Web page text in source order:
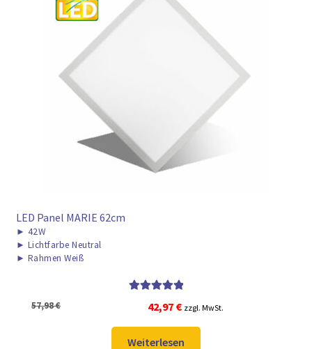
LED Panel MARIE 62cm
► 42W
► Lichtfarbe Neutral
► Rahmen Weiß
von 5
57,98€
Ursprünglicher
Preis
war:
42,97 €Aktueller
Preis
ist:
zzgl. MwSt.
Weiterlesen